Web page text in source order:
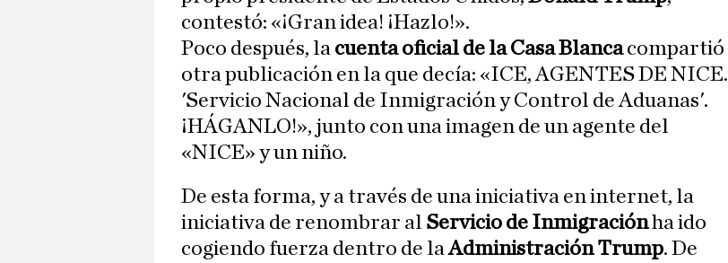
contestó: «¡Gran idea! ¡Hazlo!».
Poco después, la cuenta oficial de la Casa Blancacompartió
otra publicación en la que decía: «ICE, AGENTES DE NICE.
'Servicio Nacional de Inmigración y Control de Aduanas'.
¡HÁGANLO!», junto con una imagen de un agente del
«NICE» y un niño.
De esta forma, y a través de una iniciativa en internet, la
iniciativa de renombrar al Servicio de Inmigraciónha ido
cogiendo fuerza dentro de laAdministración Trump. De